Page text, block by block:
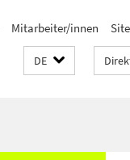
Mitarbeiter/innen
DE